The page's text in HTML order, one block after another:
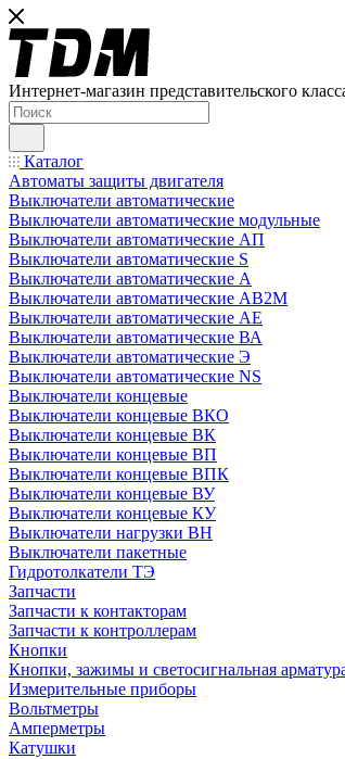
Интернет-магазин представительского
Каталог
Автоматы защиты двигателя
Выключатели автоматические
Выключатели автоматические модульные
Выключатели автоматические АП
Выключатели автоматические S
Выключатели автоматические А
Выключатели автоматические АВ2М
Выключатели автоматические АЕ
Выключатели автоматические ВА
Выключатели автоматические Э
Выключатели автоматические NS
Выключатели концевые
Выключатели концевые ВКО
Выключатели концевые ВК
Выключатели концевые ВП
Выключатели концевые ВПК
Выключатели концевые ВУ
Выключатели концевые КУ
Выключатели нагрузки ВН
Выключатели пакетные
Гидротолкатели ТЭ
Запчасти
Запчасти к контакторам
Запчасти к контроллерам
Кнопки
Кнопки, зажимы и светосигнальная
Измерительные приборы
Вольтметры
Амперметры
Катушки